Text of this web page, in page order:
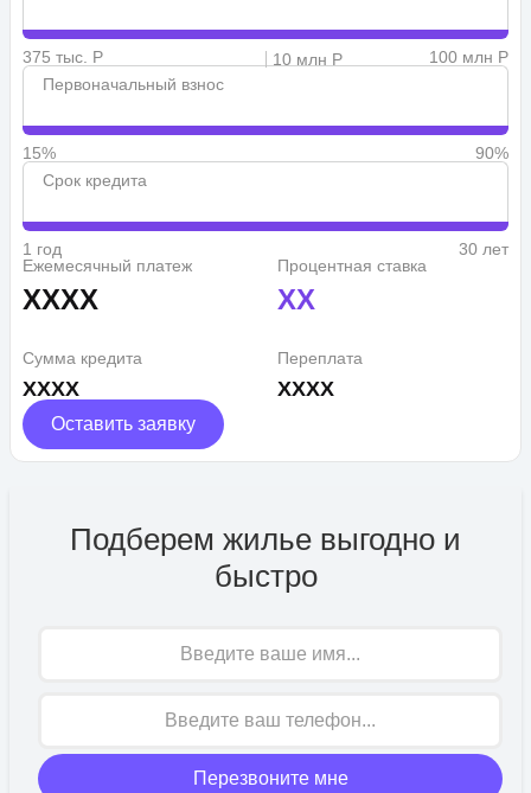
375 тыс. Р 10 млн Р
100 млн Р
Первоначальный взнос
15%
90%
Срок кредита
1 год
30 лет
Ежемесячный платеж
XXXX
Процентная ставка
XX
Сумма кредита
XXXX
Переплата
XXXX
Оставить заявку
Подберем жилье выгодно и
быстро
Перезвоните мне